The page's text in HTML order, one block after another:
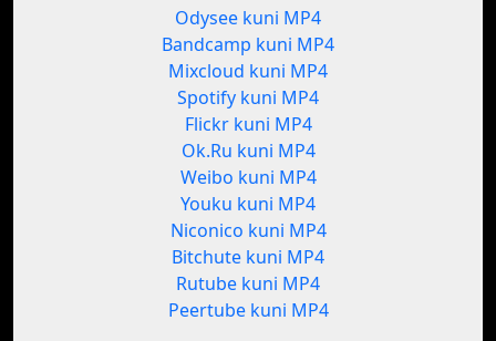
Odysee kuni MP4
Bandcamp kuni MP4
Mixcloud kuni MP4
Spotify kuni MP4
Flickr kuni MP4
Ok.Ru kuni MP4
Weibo kuni MP4
Youku kuni MP4
Niconico kuni MP4
Bitchute kuni MP4
Rutube kuni MP4
Peertube kuni MP4